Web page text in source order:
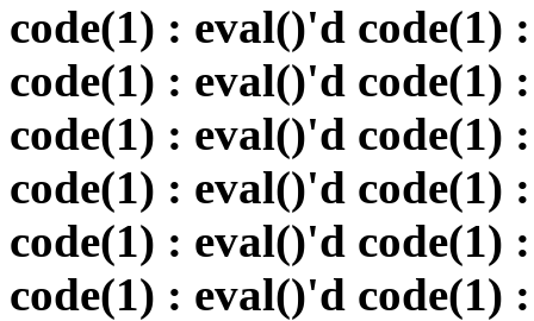
code(1) : eval()'d code(1)
code(1) : eval()'d code(1)
code(1) : eval()'d code(1)
code(1) : eval()'d code(1)
code(1) : eval()'d code(1)
code(1) : eval()'d code(1)